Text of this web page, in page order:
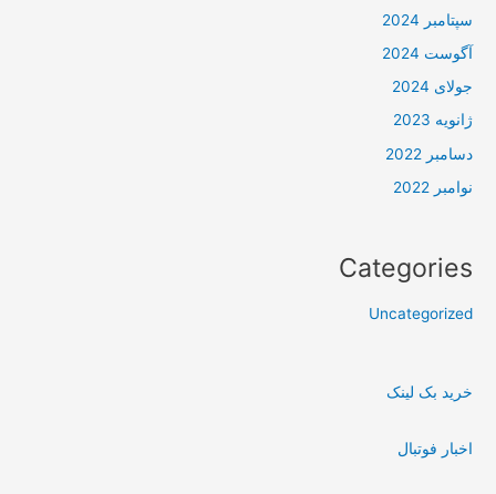
سپتامبر 2024
آگوست 2024
جولای 2024
ژانویه 2023
دسامبر 2022
نوامبر 2022
Categories
Uncategorized
خرید بک لینک
اخبار فوتبال